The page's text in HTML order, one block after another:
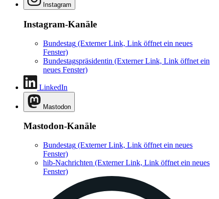
Instagram
Instagram-Kanäle
Bundestag (Externer Link, Link öffnet ein neues
Fenster)
Bundestagspräsidentin (Externer Link, Link öffnet ein
neues Fenster)
LinkedIn
Mastodon
Mastodon-Kanäle
Bundestag (Externer Link, Link öffnet ein neues
Fenster)
hib-Nachrichten (Externer Link, Link öffnet ein neues
Fenster)